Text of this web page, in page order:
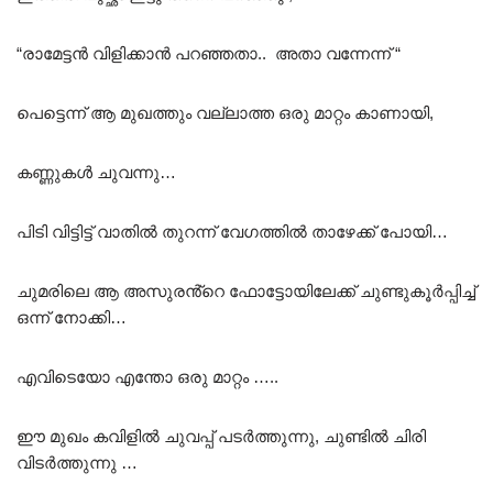
“രാമേട്ടൻ വിളിക്കാൻ പറഞ്ഞതാ.. അതാ വന്നേന്ന് “
പെട്ടെന്ന് ആ മുഖത്തും വല്ലാത്ത ഒരു മാറ്റം കാണായി,
കണ്ണുകൾ ചുവന്നു…
പിടി വിട്ടിട്ട് വാതിൽ തുറന്ന് വേഗത്തിൽ താഴേക്ക് പോയി…
ചുമരിലെ ആ അസുരൻ്റെ ഫോട്ടോയിലേക്ക് ചുണ്ടുകൂർപ്പിച്ച്
ഒന്ന് നോക്കി…
എവിടെയോ എന്തോ ഒരു മാറ്റം …..
ഈ മുഖം കവിളിൽ ചുവപ്പ് പടർത്തുന്നു, ചുണ്ടിൽ ചിരി
വിടർത്തുന്നു …